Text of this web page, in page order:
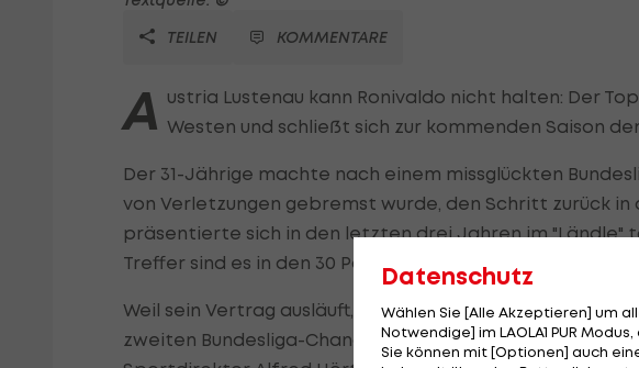
TEILEN
KOMMENTARE
A ustria Lustenau kann Ronivaldo nicht halten: Der
Westen und schließt sich zur kommenden Saison
Der 31-Jährige machte nach einem missglückten
von Verletzungen gebremst wurde, den Schritt zurück
präsentierte sich in den letzten drei Jahren im "Ländle"
Treffer sind es in den 30 Partien dieser Saison, insgesamt
Weil sein Vertrag ausläuft, ist der Brasilianer ablösefrei
zweiten Bundesliga-Chance bekommt nun ein Anlauf
Datenschutz
Wählen Sie [Alle Akzeptieren] um
Notwendige] im LAOLA1 PUR
Sie können mit [Optionen] auch